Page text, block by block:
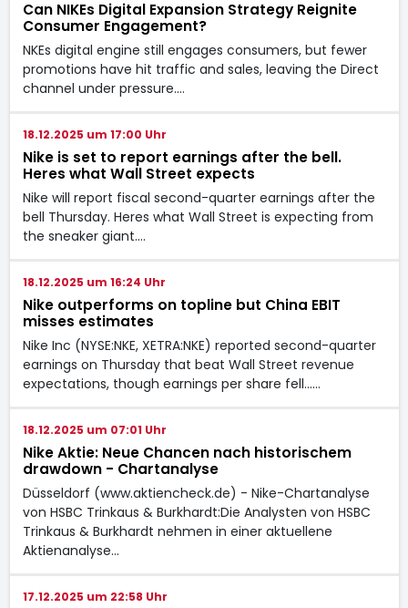
Can NIKEs Digital Expansion Strategy Reignite
Consumer Engagement?
NKEs digital engine still engages consumers, but fewer
promotions have hit traffic and sales, leaving the Direct
channel under pressure.…
18.12.2025 um 17:00 Uhr
Nike is set to report earnings after the bell.
Heres what Wall Street expects
Nike will report fiscal second-quarter earnings after the
bell Thursday. Heres what Wall Street is expecting from
the sneaker giant.…
18.12.2025 um 16:24 Uhr
Nike outperforms on topline but China EBIT
misses estimates
Nike Inc (NYSE:NKE, XETRA:NKE) reported second-quarter
earnings on Thursday that beat Wall Street revenue
expectations, though earnings per share fell...…
18.12.2025 um 07:01 Uhr
Nike Aktie: Neue Chancen nach historischem
drawdown - Chartanalyse
Düsseldorf (www.aktiencheck.de) - Nike-Chartanalyse
von HSBC Trinkaus & Burkhardt:Die Analysten von HSBC
Trinkaus & Burkhardt nehmen in einer aktuellene
Aktienanalyse…
17.12.2025 um 22:58 Uhr